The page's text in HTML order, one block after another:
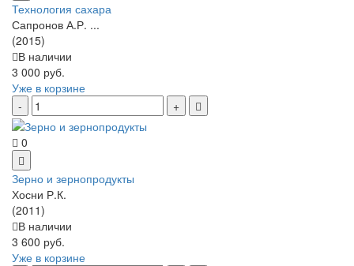
Технология сахара
Сапронов А.Р. ...
(2015)
В наличии
3 000 руб.
Уже в корзине
0
Зерно и зернопродукты
Хосни Р.К.
(2011)
В наличии
3 600 руб.
Уже в корзине